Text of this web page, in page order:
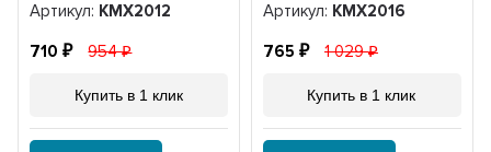
Артикул: KMХ2012
710 954
Купить в 1 клик
Артикул: KMX2016
765 1 029
Купить в 1 клик